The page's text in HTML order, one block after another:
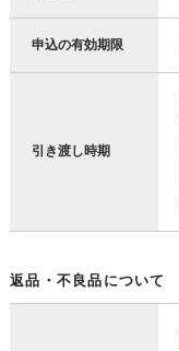
申込の有効期限
引き渡し時期
返品・不良品について